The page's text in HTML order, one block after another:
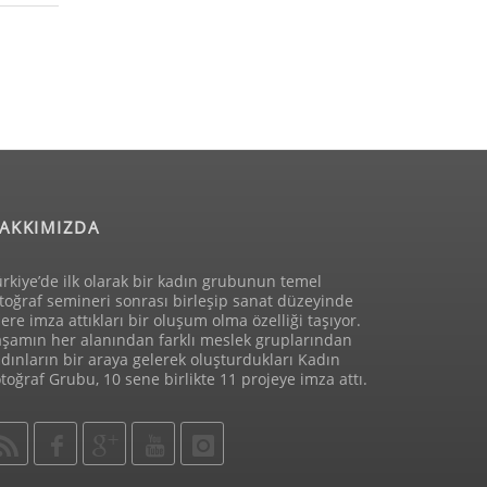
ilk olarak bir kadın grubunun temel
semineri sonrası birleşip sanat düzeyinde
imza attıkları bir oluşum olma özelliği taşıyor.
her alanından farklı meslek gruplarından
bir araya gelerek oluşturdukları Kadın
Grubu, 10 sene birlikte 11 projeye imza attı.